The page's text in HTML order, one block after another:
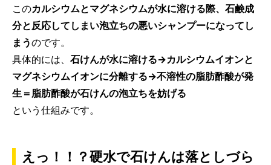
このカルシウムとマグネシウムが水に溶ける際、石鹸成
分と反応してしまい泡立ちの悪いシャンプーになってし
まうのです。
具体的には、 石けんが水に溶ける→カルシウムイオンと
マグネシウムイオンに分離する→不溶性の脂肪酢酸が発
生＝脂肪酢酸が石けんの泡立ちを妨げる
という仕組みです。
えっ！！？硬水で石けんは落としづら